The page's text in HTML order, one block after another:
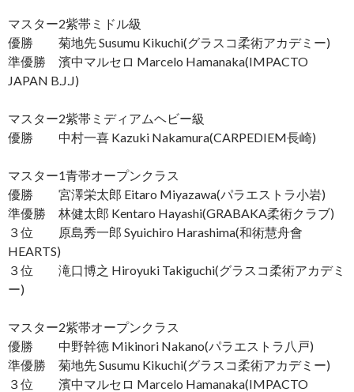
マスター2紫帯ミドル級
優勝 菊地先 Susumu Kikuchi(グラスコ柔術アカデミー)
準優勝 濱中マルセロ Marcelo Hamanaka(IMPACTO
JAPAN B.J.J)
マスター2紫帯ミディアムヘビー級
優勝 中村一喜 Kazuki Nakamura(CARPEDIEM長崎)
マスター1青帯オープンクラス
優勝 宮澤栄太郎 Eitaro Miyazawa(パラエストラ小岩)
準優勝 林健太郎 Kentaro Hayashi(GRABAKA柔術クラブ)
３位 原島秀一郎 Syuichiro Harashima(和術慧舟會
HEARTS)
３位 滝口博之 Hiroyuki Takiguchi(グラスコ柔術アカデミ
ー)
マスター2紫帯オープンクラス
優勝 中野幹徳 Mikinori Nakano(パラエストラ八戸)
準優勝 菊地先 Susumu Kikuchi(グラスコ柔術アカデミー)
３位 濱中マルセロ Marcelo Hamanaka(IMPACTO